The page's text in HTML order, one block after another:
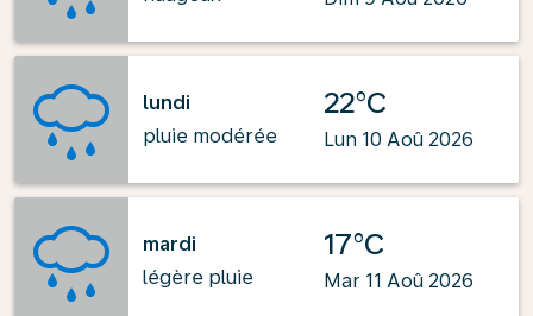
lundi
pluie modérée
22°C
Lun 10 Aoû 2026
mardi
légère pluie
17°C
Mar 11 Aoû 2026